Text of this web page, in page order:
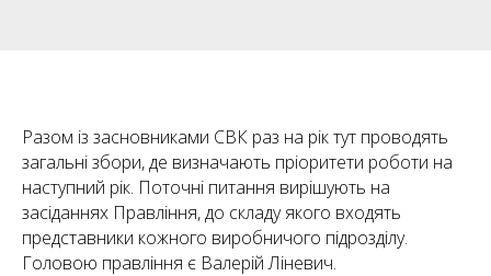
Разом із засновниками СВК раз на рік тут проводять
загальні збори, де визначають пріоритети роботи на
наступний рік. Поточні питання вирішують на
засіданнях Правління, до складу якого входять
представники кожного виробничого підрозділу.
Головою правління є Валерій Ліневич.